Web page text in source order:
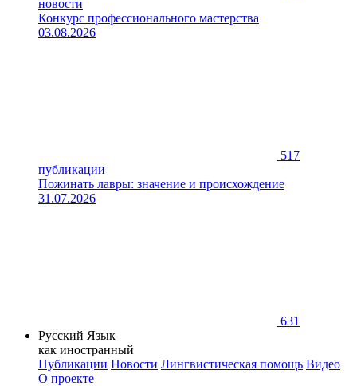
новости
Конкурс профессионального мастерства
03.08.2026
517
публикации
Пожинать лавры: значение и происхождение
31.07.2026
631
Русский Язык
как иностранный
Публикации Новости Лингвистическая помощь Видео
О проекте